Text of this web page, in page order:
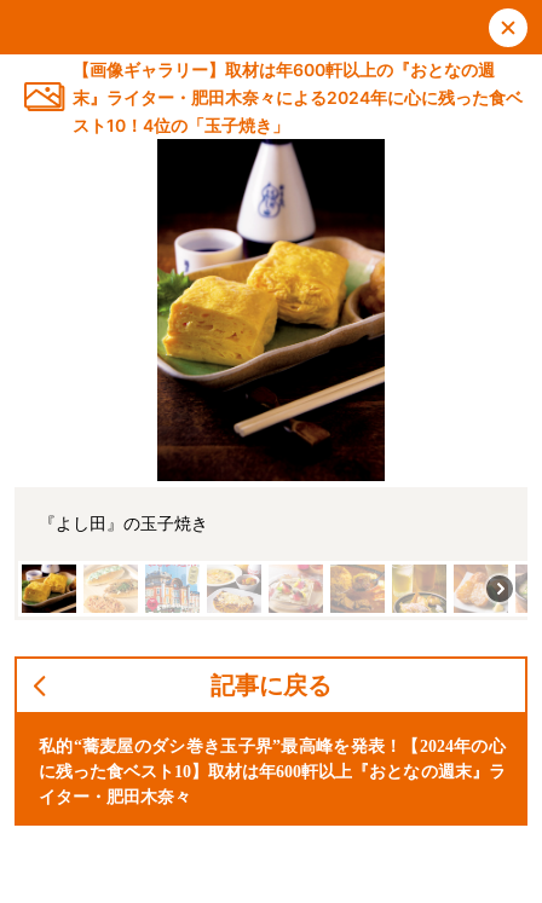
【画像ギャラリー】取材は年600軒以上の『おとなの週
末』ライター・肥田木奈々による2024年に心に残った食ベ
スト10！4位の「玉子焼き」
『よし田』の玉子焼き
記事に戻る
私的“蕎麦屋のダシ巻き玉子界”最高峰を発表！【2024年の心
に残った食ベスト10】取材は年600軒以上『おとなの週末』ラ
イター・肥田木奈々